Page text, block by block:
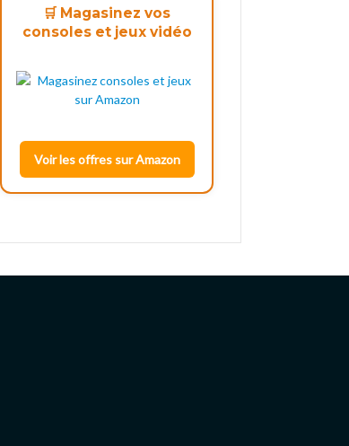
🛒 Magasinez vos
consoles et jeux vidéo
Voir les offres sur Amazon